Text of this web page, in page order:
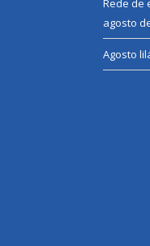
Rede de
agosto
Agosto